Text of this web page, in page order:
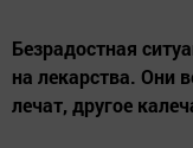
Безрадостная
на лекарства. Они
лечат, другое